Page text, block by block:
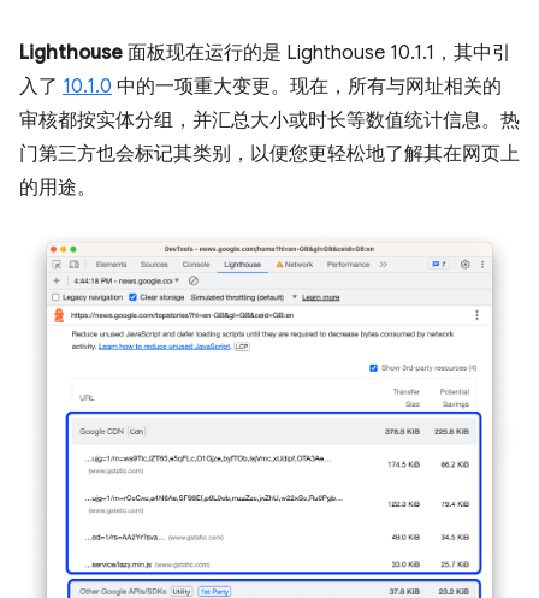
Lighthouse 面板现在运行的是 Lighthouse 10.1.1，其中引
入了 10.1.0 中的一项重大变更。现在，所有与网址相关的
审核都按实体分组，并汇总大小或时长等数值统计信息。热
门第三方也会标记其类别，以便您更轻松地了解其在网页上
的用途。